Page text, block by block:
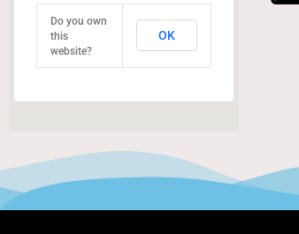
Do you own
this
website?
OK